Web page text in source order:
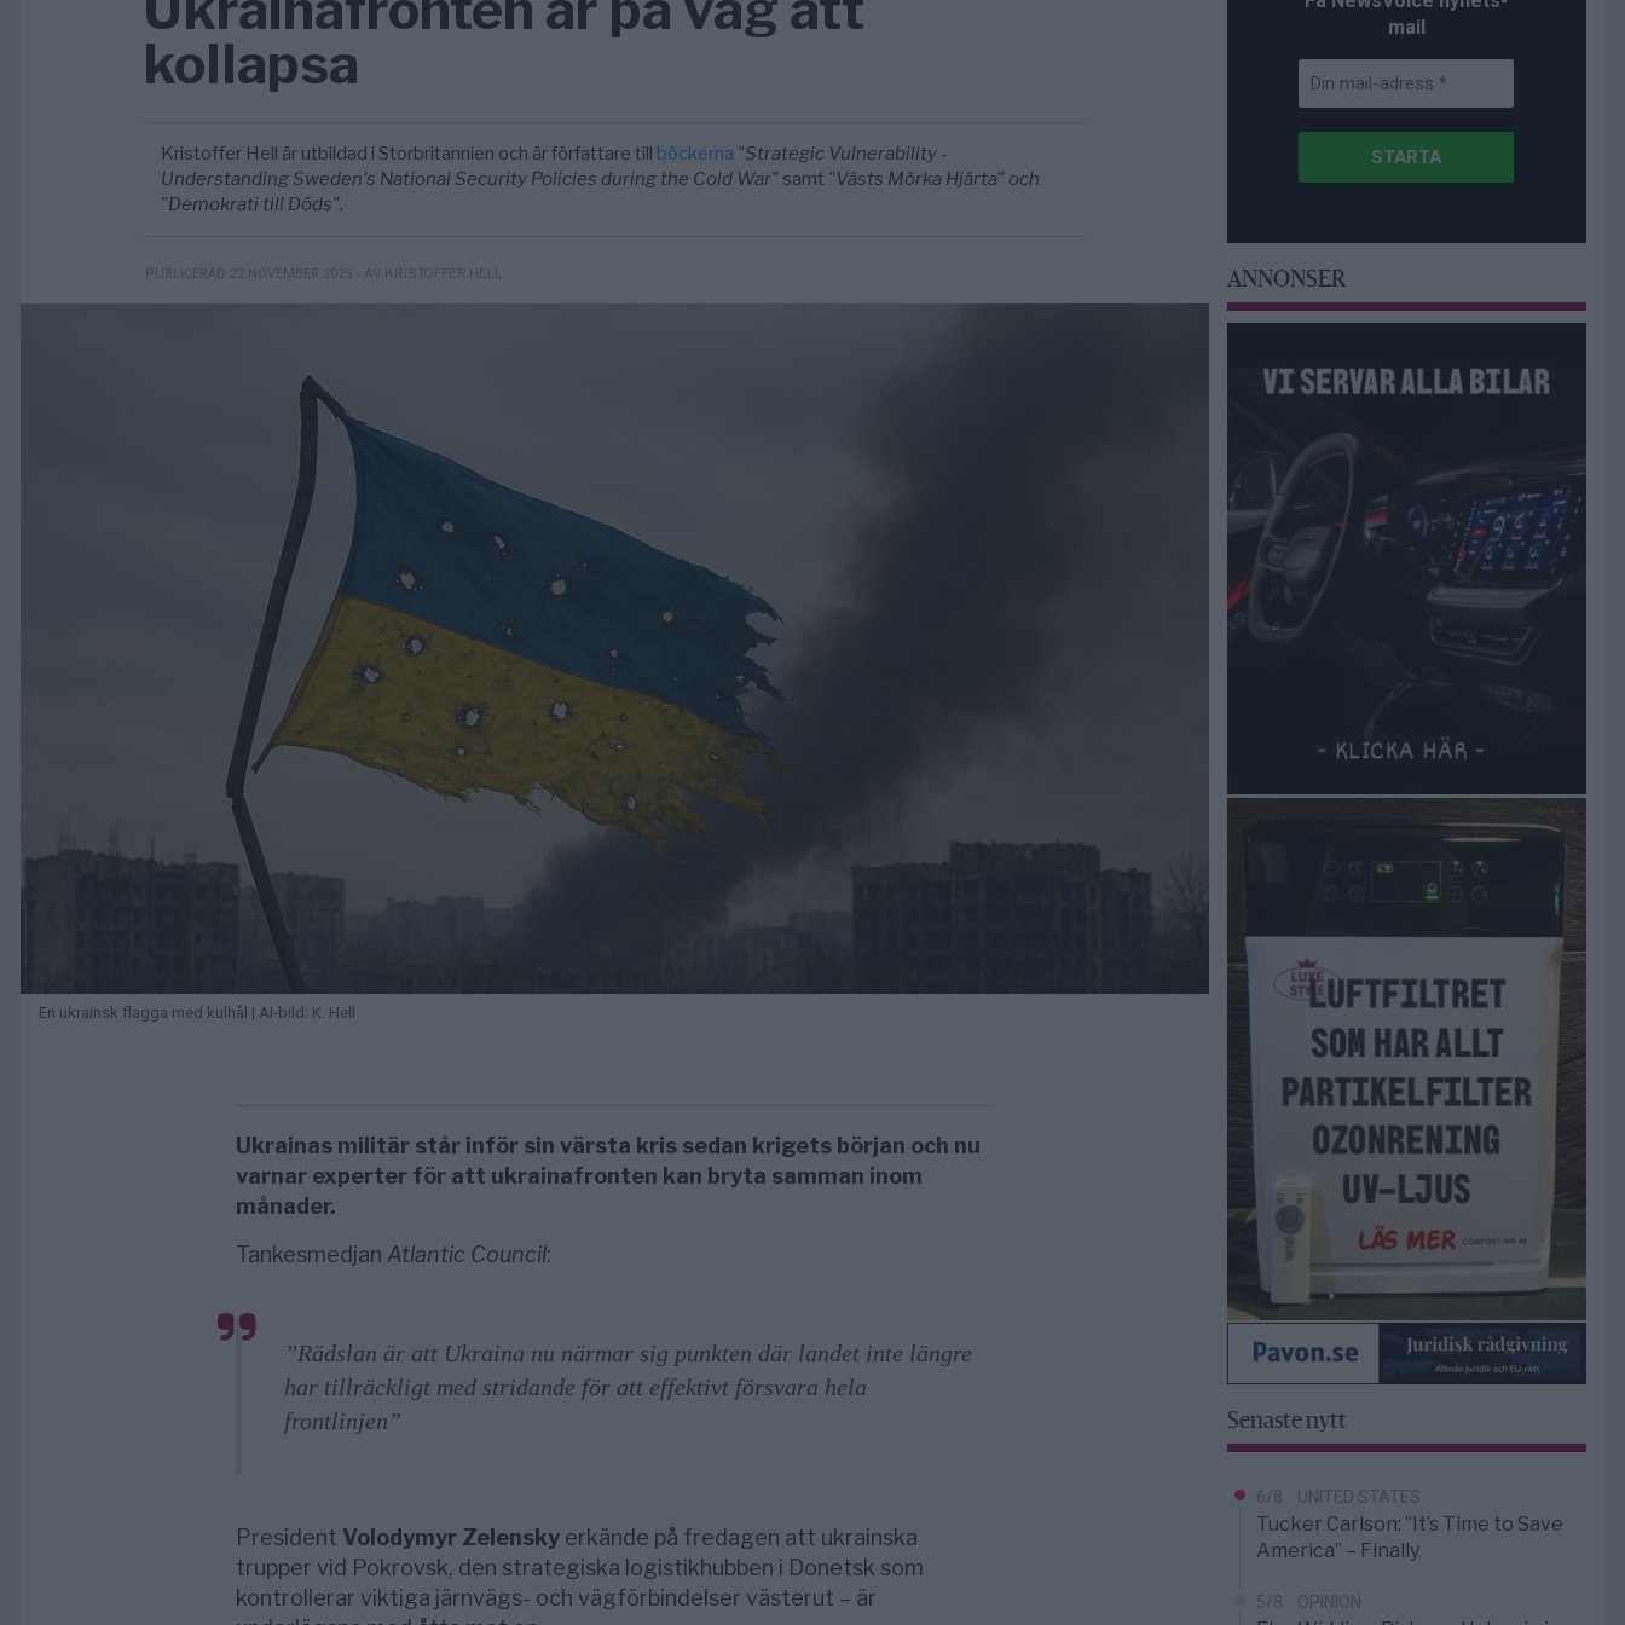
kollapsa
Kristoffer Hell är utbildad i Storbritannien och är författare till böckerna "Strategic Vulnerability -
Understanding Sweden's National Security Policies during the Cold War"samt "Västs Mörka Hjärta" och
"Demokrati till Döds".
PUBLICERAD 22 NOVEMBER 2025 - AV KRISTOFFER HELL
En ukrainsk flagga med kulhål | AI-bild: K. Hell
Ukrainas militär står inför sin värsta kris sedan krigets början och nu
varnar experter för att ukrainafronten kan bryta samman inom
månader.
Tankesmedjan Atlantic Council:
”Rädslan är att Ukraina nu närmar sig punkten där landet inte längre
har tillräckligt med stridande för att effektivt försvara hela
frontlinjen”
President Volodymyr Zelenskyerkände på fredagen att ukrainska
trupper vid Pokrovsk, den strategiska logistikhubben i Donetsk som
kontrollerar viktiga järnvägs- och vägförbindelser västerut – är
mail
ANNONSER
Senaste nytt
6/8 UNITED STATES
Tucker Carlson: ”It’s Time to Save
America” – Finally
5/8 OPINION